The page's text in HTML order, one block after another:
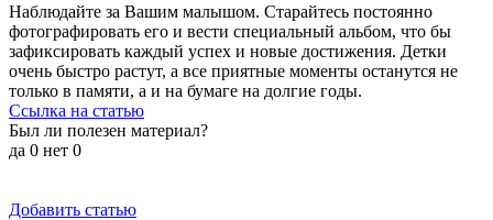
Наблюдайте за Вашим малышом. Старайтесь постоянно
фотографировать его и вести специальный альбом, что бы
зафиксировать каждый успех и новые достижения. Детки
очень быстро растут, а все приятные моменты останутся не
только в памяти, а и на бумаге на долгие годы.
Ссылка на статью
Был ли полезен материал?
да 0 нет 0
Добавить статью